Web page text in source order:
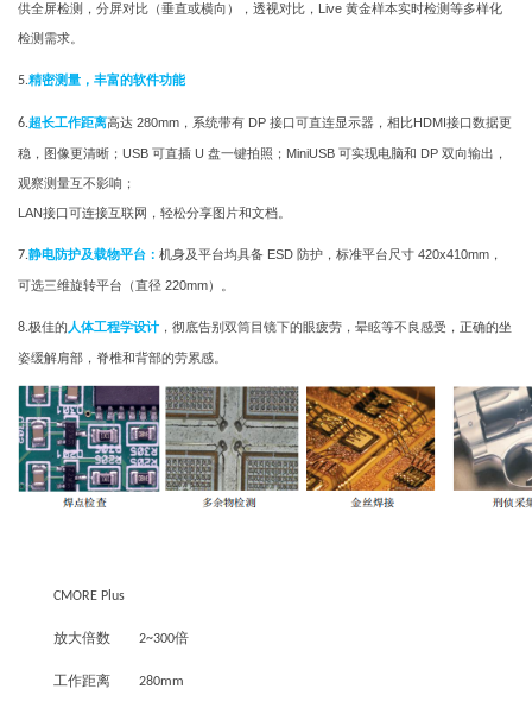
供全屏检测，分屏对比（垂直或横向），透视对比， Live 黄金样本实时检测等多样化
检测需求。
5.精密测量，丰富的软件功能
6.超长工作距离高达 280mm ， 系统带有 DP 接口可直连显示器，相比HDMI接口数据更
稳，图像更清晰； USB 可直插 U 盘一键拍照； MiniUSB 可实现电脑和 DP 双向输出，
观察测量互不影响；
LAN接口可连接互联网，轻松分享图片和文档。
7.静电防护及载物平台： 机身及平台均具备 ESD 防护，标准平台尺寸 420x410mm ，
可选三维旋转平台（直径 220mm）。
8.极佳的 人体工程学设计 ，彻底告别双筒目镜下的眼疲劳，晕眩等不良感受，正确的坐
姿缓解肩部，脊椎和背部的劳累感。
CMORE Plus
放大倍数 2~300倍
工作距离 280mm